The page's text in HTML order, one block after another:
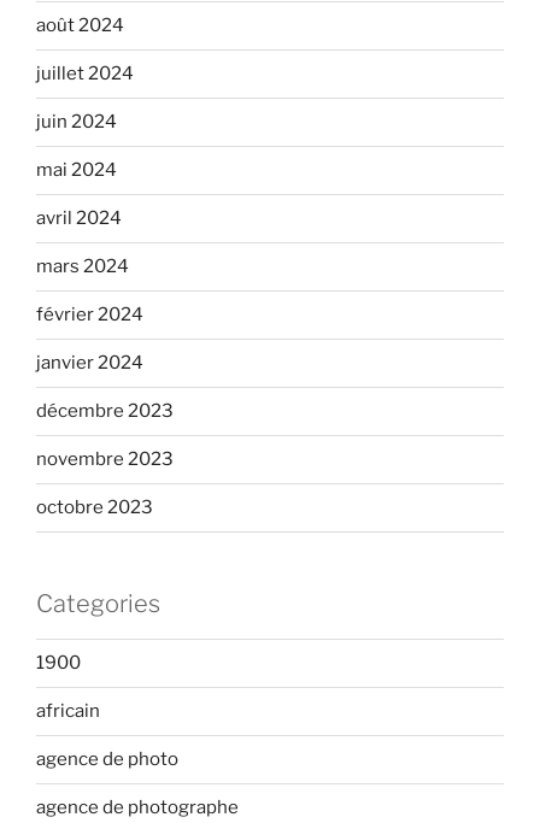
août 2024
juillet 2024
juin 2024
mai 2024
avril 2024
mars 2024
février 2024
janvier 2024
décembre 2023
novembre 2023
octobre 2023
Categories
1900
africain
agence de photo
agence de photographe